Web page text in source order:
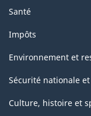
Santé
Impôts
Environnement et
Sécurité nationale
Culture, histoire et